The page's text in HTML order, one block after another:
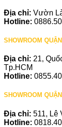
Địa chỉ: Vườn
Hotline:
SHOWROOM
Địa chỉ: 21,
Tp.HCM
Hotline:
SHOWROOM
Địa chỉ: 511, Lê
Hotline: